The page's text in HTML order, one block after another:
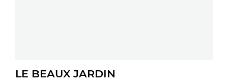
LE BEAUX JARDIN